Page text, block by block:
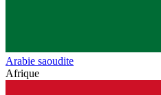
Arabie saoudite
Afrique